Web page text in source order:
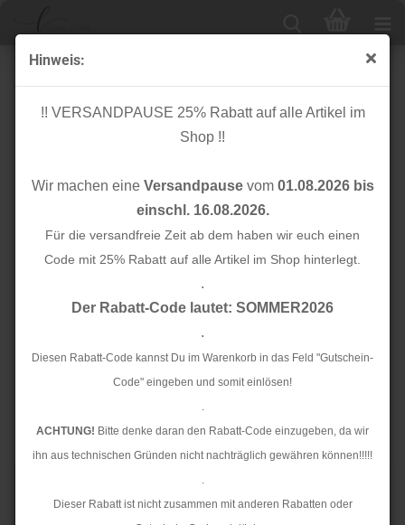
Hinweis:
!! VERSANDPAUSE 25% Rabatt auf alle Artikel im
Shop !!
Wir machen eine Versandpausevom 01.08.2026 bis
einschl. 16.08.2026.
Für die versandfreie Zeit ab dem haben wir euch einen
Code mit 25% Rabatt auf alle Artikel im Shop hinterlegt.
.
Der Rabatt-Code lautet: SOMMER2026
.
Diesen Rabatt-Code kannst Du im Warenkorb in das Feld "Gutschein-
Code" eingeben und somit einlösen!
.
ACHTUNG! Bitte denke daran den Rabatt-Code einzugeben, da wir
ihn aus technischen Gründen nicht nachträglich gewähren können!!!!!
.
Dieser Rabatt ist nicht zusammen mit anderen Rabatten oder
Paspelband - dreifarbig - orange/hellgrün/rot - 18 mm